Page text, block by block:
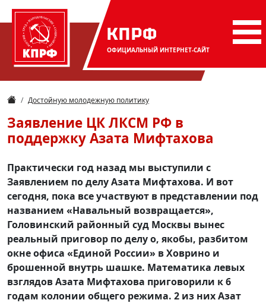
КПРФ
ОФИЦИАЛЬНЫЙ ИНТЕРНЕТ-САЙТ
Достойную молодежную политику
Заявление ЦК ЛКСМ РФ в
поддержку Азата Мифтахова
Практически год назад мы выступили с
Заявлением по делу Азата Мифтахова. И вот
сегодня, пока все участвуют в представлении под
названием «Навальный возвращается»,
Головинский районный суд Москвы вынес
реальный приговор по делу о, якобы, разбитом
окне офиса «Единой России» в Ховрино и
брошенной внутрь шашке. Математика левых
взглядов Азата Мифтахова приговорили к 6
годам колонии общего режима. 2 из них Азат